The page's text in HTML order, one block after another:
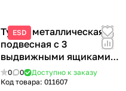
ESD
Тумба металлическая
подвесная с 3
выдвижными ящиками
355х580х490 мм. ТПМ-3
0 0
Доступно к заказу
Код товара: 011607